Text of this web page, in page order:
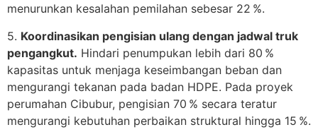
menurunkan kesalahan pemilahan sebesar 22 %.
5. Koordinasikan pengisian ulang dengan jadwal truk
pengangkut. Hindari penumpukan lebih dari 80 %
kapasitas untuk menjaga keseimbangan beban dan
mengurangi tekanan pada badan HDPE. Pada proyek
perumahan Cibubur, pengisian 70 % secara teratur
mengurangi kebutuhan perbaikan struktural hingga 15 %.